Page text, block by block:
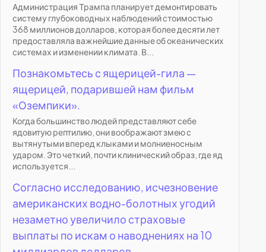
Администрация Трампа планирует демонтировать
систему глубоководных наблюдений стоимостью
368 миллионов долларов, которая более десяти лет
предоставляла важнейшие данные об океанических
системах и изменении климата. В...
Познакомьтесь с ящерицей-гила —
ящерицей, подарившей нам фильм
«Оземпики».
Когда большинство людей представляют себе
ядовитую рептилию, они воображают змею с
вытянутыми вперед клыками и молниеносным
ударом. Это четкий, почти клинический образ, где яд
используется...
Согласно исследованию, исчезновение
американских водно-болотных угодий
незаметно увеличило страховые
выплаты по искам о наводнениях на 10